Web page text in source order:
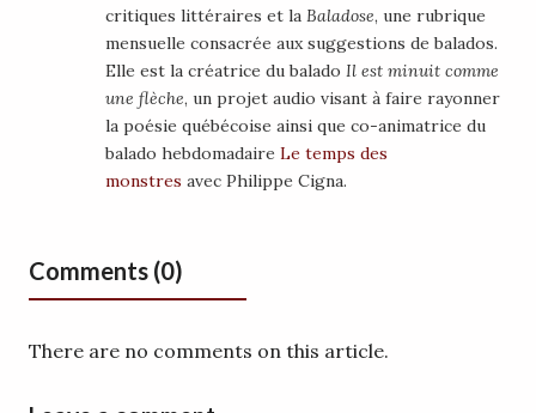
critiques littéraires et la Baladose, une rubrique
mensuelle consacrée aux suggestions de balados.
Elle est la créatrice du balado Il est minuit comme
une flèche, un projet audio visant à faire rayonner
la poésie québécoise ainsi que co-animatrice du
balado hebdomadaire Le temps des
monstres avec Philippe Cigna.
Comments (0)
There are no comments on this article.